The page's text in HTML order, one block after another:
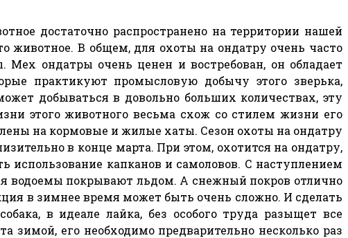
достаточно распространено на территории нашей
животное. В общем, для охоты на ондатру очень часто
ондатры очень ценен и востребован, он обладает
практикуют промысловую добычу этого зверька,
добываться в довольно больших количествах, эту
этого животного весьма схож со стилем жизни его
на кормовые и жилые хаты. Сезон охоты на ондатру
в конце марта. При этом, охотится на ондатру,
капканов и самоловов. С наступлением
водоемы покрывают льдом. А снежный покров отлично
в зимнее время может быть очень сложно. И сделать
в идеале лайка, без особого труда разыщет все
зимой, его необходимо предварительно несколько раз